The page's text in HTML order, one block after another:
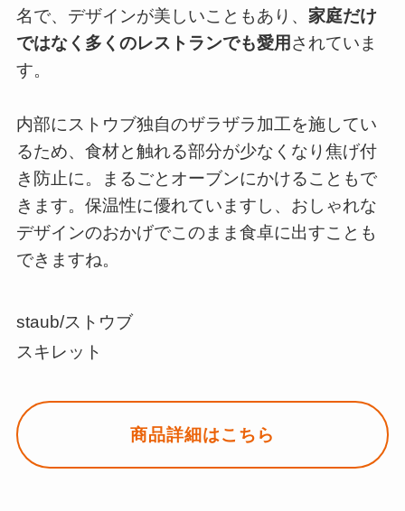
名で、デザインが美しいこともあり、 家庭だけ
ではなく多くのレストランでも愛用 されていま
す。
内部にストウブ独自のザラザラ加工を施してい
るため、食材と触れる部分が少なくなり焦げ付
き防止に。まるごとオーブンにかけることもで
きます。保温性に優れていますし、おしゃれな
デザインのおかげでこのまま食卓に出すことも
できますね。
staub/ストウブ
スキレット
商品詳細はこちら